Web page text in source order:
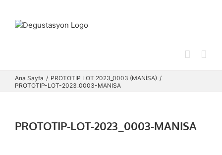
content
Ana Sayfa
PROTOTİP LOT 2023_0003 (MANİSA)
PROTOTIP-LOT-2023_0003-MANISA
PROTOTIP-LOT-2023_0003-MANISA